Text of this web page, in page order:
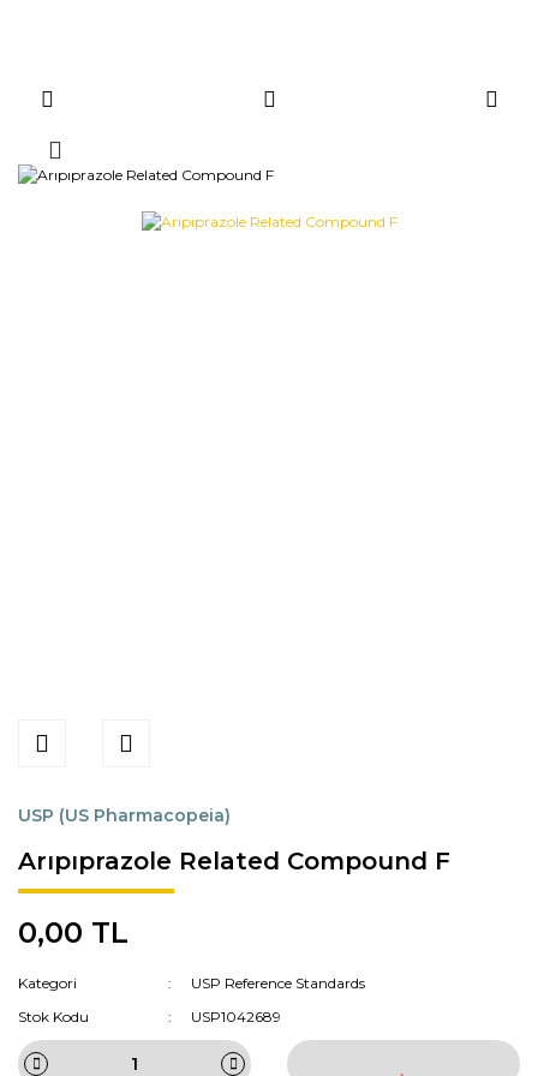
USP (US Pharmacopeia)
Arıpıprazole Related Compound F
0,00 TL
Kategori
USP Reference Standards
Stok Kodu
USP1042689